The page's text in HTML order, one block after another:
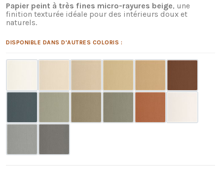
Papier peint à très fines micro-rayures beige, une
finition texturée idéale pour des intérieurs doux et
naturels.
DISPONIBLE DANS D'AUTRES COLORIS :